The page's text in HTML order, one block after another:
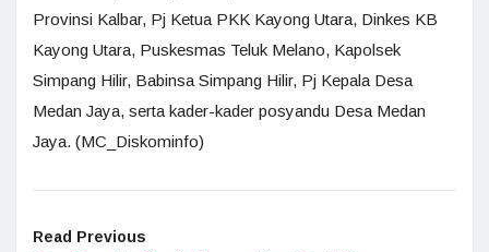
Provinsi Kalbar, Pj Ketua PKK Kayong Utara, Dinkes KB
Kayong Utara, Puskesmas Teluk Melano, Kapolsek
Simpang Hilir, Babinsa Simpang Hilir, Pj Kepala Desa
Medan Jaya, serta kader-kader posyandu Desa Medan
Jaya. (MC_Diskominfo)
Read Previous